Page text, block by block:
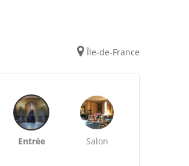
Île-de-France
Entrée Salon